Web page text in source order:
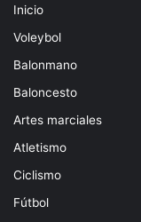
Inicio
Voleybol
Balonmano
Baloncesto
Artes marciales
Atletismo
Ciclismo
Fútbol